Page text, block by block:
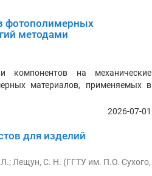
фотополимерных
методами
компонентов на механические
материалов, применяемых в
2026-07-01
для изделий
; Лещун, С. Н. (ГГТУ им. П.О. Сухого,